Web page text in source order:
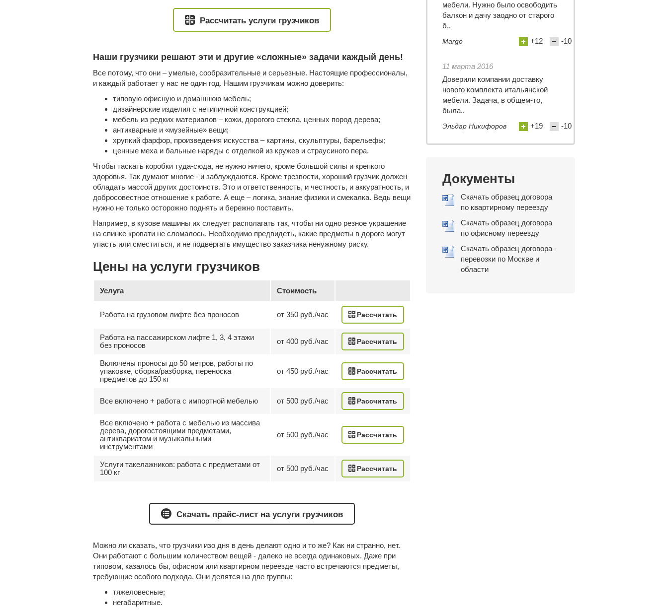
Рассчитать услуги грузчиков
Наши грузчики решают эти и другие «сложные» задачи каждый день!
Все потому, что они – умелые, сообразительные и серьезные. Настоящие профессионалы,
и каждый работает у нас не один год. Нашим грузчикам можно доверить:
типовую офисную и домашнюю мебель;
дизайнерские изделия с нетипичной конструкцией;
мебель из редких материалов – кожи, дорогого стекла, ценных пород дерева;
антикварные и «музейные» вещи;
хрупкий фарфор, произведения искусства – картины, скульптуры, барельефы;
ценные меха и бальные наряды с отделкой из кружев и страусиного пера.
Чтобы таскать коробки туда-сюда, не нужно ничего, кроме большой силы и крепкого
здоровья. Так думают многие - и заблуждаются. Кроме трезвости, хороший грузчик должен
обладать массой других достоинств. Это и ответственность, и честность, и аккуратность, и
добросовестное отношение к работе. А еще – логика, знание физики и смекалка. Ведь вещи
нужно не только осторожно поднять и бережно поставить.
Например, в кузове машины их следует располагать так, чтобы ни одно резное украшение
на спинке кровати не сломалось. Необходимо предвидеть, какие предметы в дороге могут
упасть или сместиться, и не подвергать имущество заказчика ненужному риску.
Цены на услуги грузчиков
Услуга Стоимость
Работа на грузовом лифте без проносов от 350 руб./час Рассчитать
Работа на пассажирском лифте 1, 3, 4 этажи
без проносов
от 400 руб./час Рассчитать
Включены проносы до 50 метров, работы по
упаковке, сборка/разборка, переноска
предметов до 150 кг
от 450 руб./час Рассчитать
Все включено + работа с импортной мебелью от 500 руб./час Рассчитать
Все включено + работа с мебелью из массива
дерева, дорогостоящими предметами,
антиквариатом и музыкальными
инструментами
от 500 руб./час Рассчитать
Услуги такелажников: работа с предметами от
100 кг
от 500 руб./час Рассчитать
Скачать прайс-лист на услуги грузчиков
Можно ли сказать, что грузчики изо дня в день делают одно и то же? Как ни странно, нет.
Они работают с большим количеством вещей - далеко не всегда одинаковых. Даже при
типовом, казалось бы, офисном или квартирном переезде часто встречаются предметы,
требующие особого подхода. Они делятся на две группы:
тяжеловесные;
негабаритные.
мебели. Нужно было освободить
балкон и дачу заодно от старого
б..
Margo +12 -10
11 марта 2016
Доверили компании доставку
нового комплекта итальянской
мебели. Задача, в общем-то,
была..
Эльдар Никифоров +19 -10
Документы
Скачать образец договора
по квартирному переезду
Скачать образец договора
по офисному переезду
Скачать образец договора -
перевозки по Москве и
области